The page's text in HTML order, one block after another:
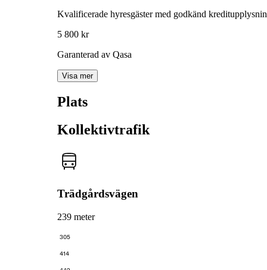
Kvalificerade hyresgäster med godkänd
5 800 kr
Garanterad av Qasa
Visa mer
Plats
Kollektivtrafik
Trädgårdsvägen
239 meter
305
414